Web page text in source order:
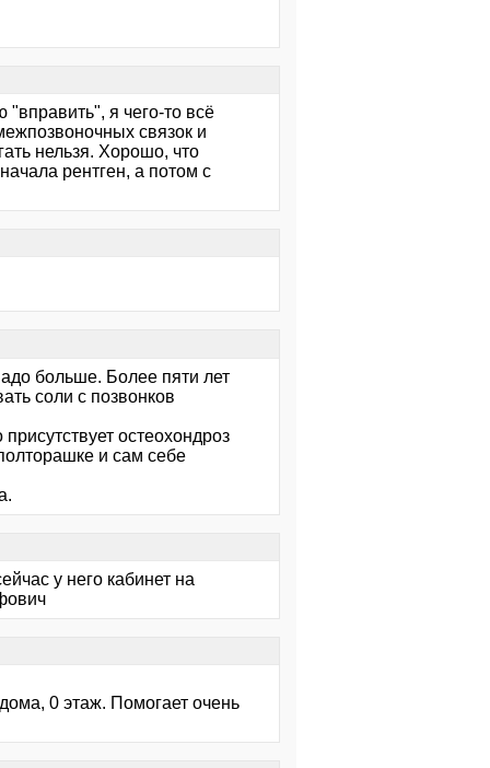
я чего-то всё
связок и
нельзя. Хорошо, что
рентген, а потом с
больше. Более пяти лет
соли с позвонков
остеохондроз
и сам себе
у него кабинет на
0 этаж. Помогает очень